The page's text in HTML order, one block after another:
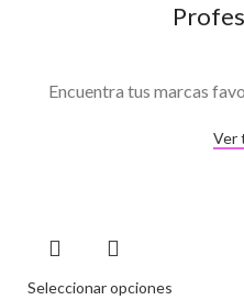
Encuentra tus marcas
Ver
Seleccionar opciones